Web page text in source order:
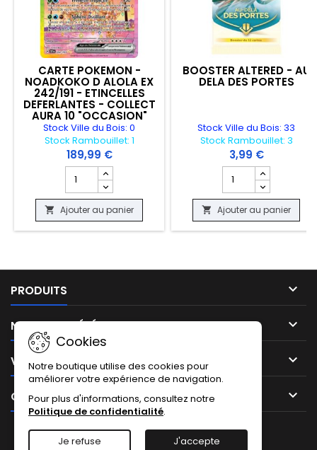
CARTE POKEMON -
NOADKOKO D ALOLA EX
242/191 - ETINCELLES
DEFERLANTES - COLLECT
AURA 10 "OCCASION"
Stock Ville du Bois: 0
Stock Rambouillet: 1
189,99 €
Champ quantité du produit CARTE POKEMON -
 Ajouter au panier
BOOSTER ALTERED - AU
DELA DES PORTES
Stock Ville du Bois: 33
Stock Rambouillet: 3
3,99 €
Champ quantité du
 Ajouter au panier
PRODUITS 
NOTRE SOCIÉTÉ 
VOTRE COMPTE 
CONTACT 
Cookies
Notre boutique utilise des cookies pour
améliorer votre expérience de navigation.
Pour plus d'informations, consultez notre
Politique de confidentialité.
Je refuse J'accepte
FacebookInstagram
TikTok